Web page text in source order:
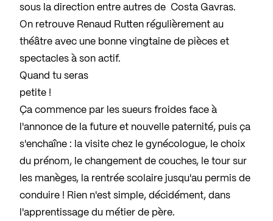
sous la direction entre autres de Costa Gavras.
On retrouve Renaud Rutten régulièrement au
théâtre avec une bonne vingtaine de pièces et
spectacles à son actif.
Quand tu seras
petite !
Ça commence par les sueurs froides face à
l'annonce de la future et nouvelle paternité, puis ça
s'enchaîne : la visite chez le gynécologue, le choix
du prénom, le changement de couches, le tour sur
les manèges, la rentrée scolaire jusqu'au permis de
conduire ! Rien n'est simple, décidément, dans
l'apprentissage du métier de père.